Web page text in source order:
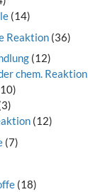
(14)
Reaktion (36)
(12)
chem. Reaktion
(12)
(7)
(18)